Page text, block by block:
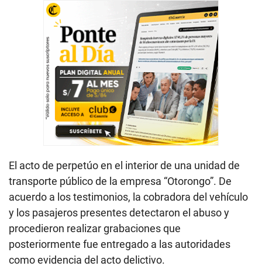
El acto de perpetúo en el interior de una unidad de
transporte público de la empresa “Otorongo”. De
acuerdo a los testimonios, la cobradora del vehículo
y los pasajeros presentes detectaron el abuso y
procedieron realizar grabaciones que
posteriormente fue entregado a las autoridades
como evidencia del acto delictivo.